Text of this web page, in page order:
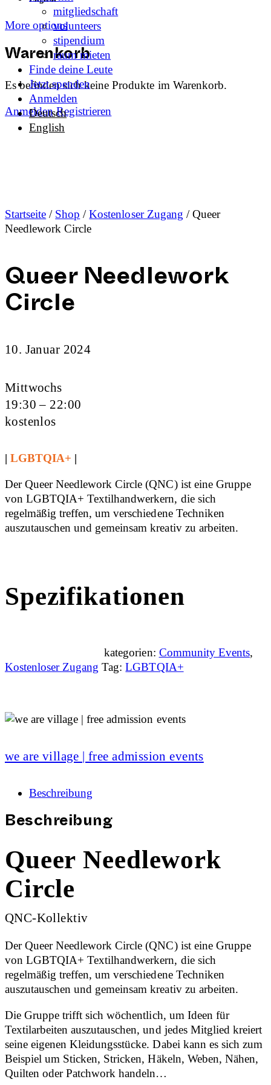
More options
Warenkorb
Es befinden sich keine Produkte im Warenkorb.
Anmelden Registrieren
mitgliedschaft
volunteers
stipendium
raum mieten
Finde deine Leute
Jetzt spenden
Anmelden
Deutsch
English
Startseite / Shop /Kostenloser Zugang / Queer
Needlework Circle
Queer Needlework
Circle
10. Januar 2024
Mittwochs
19:30 – 22:00
kostenlos
|LGBTQIA+ |
Der Queer Needlework Circle (QNC) ist eine Gruppe
von LGBTQIA+ Textilhandwerkern, die sich
regelmäßig treffen, um verschiedene Techniken
auszutauschen und gemeinsam kreativ zu arbeiten.
Spezifikationen
kategorien: Community Events,
Kostenloser Zugang Tag: LGBTQIA+
we are village | free admission events
Beschreibung
Beschreibung
Queer Needlework
Circle
QNC-Kollektiv
Der Queer Needlework Circle (QNC) ist eine Gruppe
von LGBTQIA+ Textilhandwerkern, die sich
regelmäßig treffen, um verschiedene Techniken
auszutauschen und gemeinsam kreativ zu arbeiten.
Die Gruppe trifft sich wöchentlich, um Ideen für
Textilarbeiten auszutauschen, und jedes Mitglied kreiert
seine eigenen Kleidungsstücke. Dabei kann es sich zum
Beispiel um Sticken, Stricken, Häkeln, Weben, Nähen,
Quilten oder Patchwork handeln…